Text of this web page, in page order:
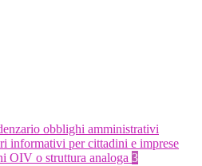
obblighi amministrativi
informativi per cittadini e imprese
OIV o struttura analoga 3